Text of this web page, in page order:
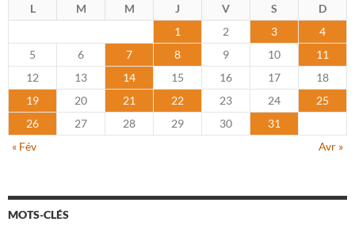
L M M J V S
D
1
2 3
4
5
6 7 8 9 10
11
12
13 14 15 16 17
18
19
20 21 22 23 24
25
26
27 28 29 30
31
« Fév
Avr »
MOTS-CLÉS